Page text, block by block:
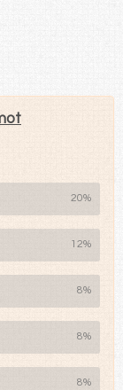
20%
12%
8%
8%
8%